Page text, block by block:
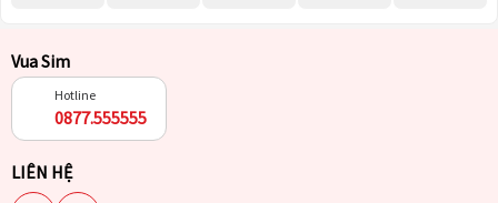
Vua Sim
Hotline
0877.555555
LIÊN HỆ